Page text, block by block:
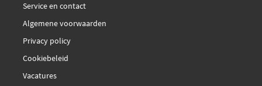
Service en contact
Algemene voorwaarden
Privacy policy
Cookiebeleid
Vacatures